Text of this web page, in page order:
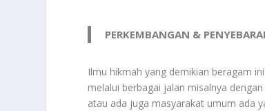
PERKEMBANGAN &
Ilmu hikmah yang demikian beragam
melalui berbagai jalan misalnya
atau ada juga masyarakat umum ada